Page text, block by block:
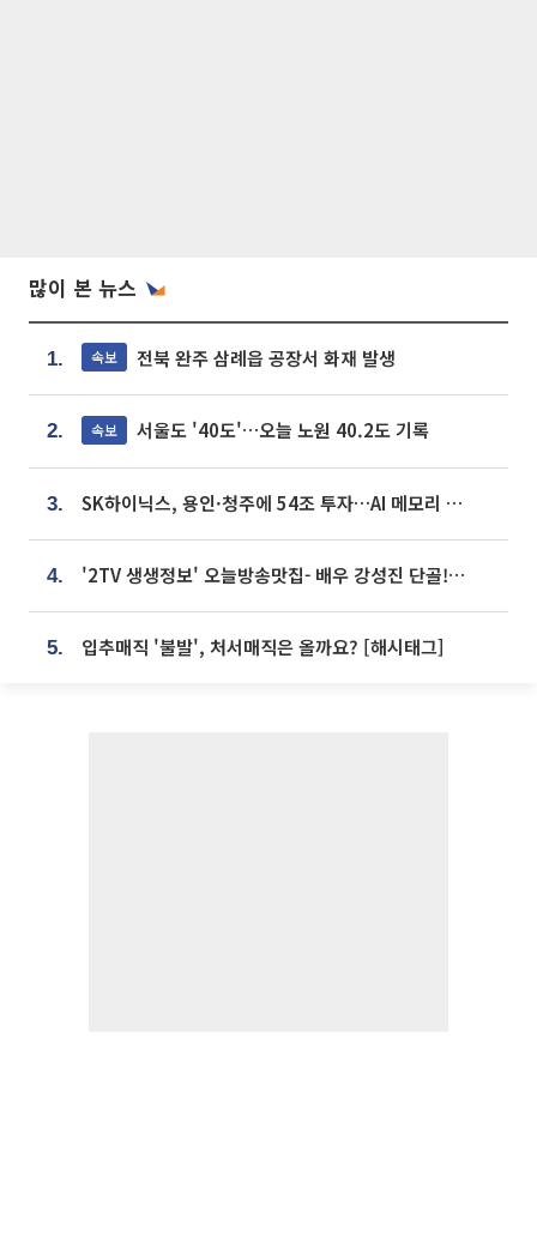
많이 본 뉴스
1. 속보 전북 완주 삼례읍 공장서 화재 발생
2. 속보 서울도 '40도'…오늘 노원 40.2도 기록
3. SK하이닉스, 용인·청주에 54조 투자…AI 메모리 생산기지 키운다
4. '2TV 생생정보' 오늘방송맛집- 배우 강성진 단골! 쌀국수ㆍ푸팟퐁 커리 맛집 '블○○○'
5. 입추매직 '불발', 처서매직은 올까요? [해시태그]